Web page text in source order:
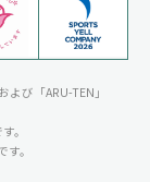
よび「ARU-TEN」
。
。